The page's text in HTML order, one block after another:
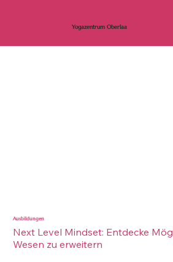
Yogazentrum Oberlaa
Ausbildungen
Next Level Mindset: Entdecke
Wesen zu erweitern